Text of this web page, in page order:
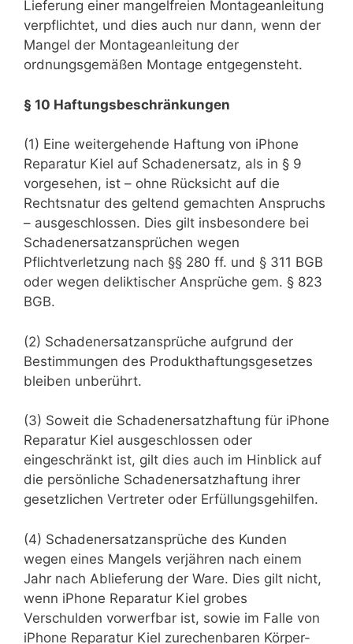
Lieferung einer mangelfreien Montageanleitung
verpflichtet, und dies auch nur dann, wenn der
Mangel der Montageanleitung der
ordnungsgemäßen Montage entgegensteht.
§ 10 Haftungsbeschränkungen
(1) Eine weitergehende Haftung von iPhone
Reparatur Kiel auf Schadenersatz, als in § 9
vorgesehen, ist – ohne Rücksicht auf die
Rechtsnatur des geltend gemachten Anspruchs
– ausgeschlossen. Dies gilt insbesondere bei
Schadenersatzansprüchen wegen
Pflichtverletzung nach §§ 280 ff. und § 311 BGB
oder wegen deliktischer Ansprüche gem. § 823
BGB.
(2) Schadenersatzansprüche aufgrund der
Bestimmungen des Produkthaftungsgesetzes
bleiben unberührt.
(3) Soweit die Schadenersatzhaftung für iPhone
Reparatur Kiel ausgeschlossen oder
eingeschränkt ist, gilt dies auch im Hinblick auf
die persönliche Schadenersatzhaftung ihrer
gesetzlichen Vertreter oder Erfüllungsgehilfen.
(4) Schadenersatzansprüche des Kunden
wegen eines Mangels verjähren nach einem
Jahr nach Ablieferung der Ware. Dies gilt nicht,
wenn iPhone Reparatur Kiel grobes
Verschulden vorwerfbar ist, sowie im Falle von
iPhone Reparatur Kiel zurechenbaren Körper-